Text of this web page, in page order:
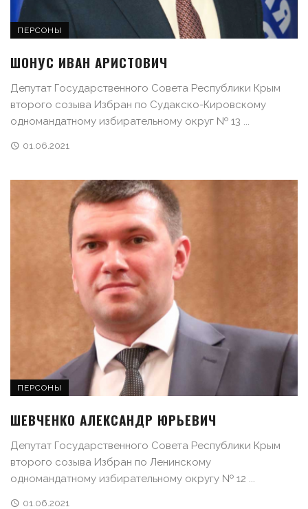
ПЕРСОНЫ
ШОНУС ИВАН АРИСТОВИЧ
Депутат Государственного Совета Республики Крым
второго созыва Избран по Судакско-Кировскому
одномандатному избирательному округ № 13 ...
01.06.2021
ПЕРСОНЫ
ШЕВЧЕНКО АЛЕКСАНДР ЮРЬЕВИЧ
Депутат Государственного Совета Республики Крым
второго созыва Избран по Ленинскому
одномандатному избирательному округу № 12 ...
01.06.2021